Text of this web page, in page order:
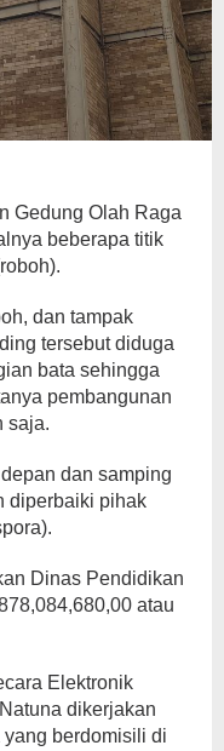
Gedung Olah Raga
beberapa titik
dan tampak
tersebut diduga
bata sehingga
pembangunan
saja.
dan samping
diperbaiki pihak
Dinas Pendidikan
atau
Elektronik
dikerjakan
berdomisili di